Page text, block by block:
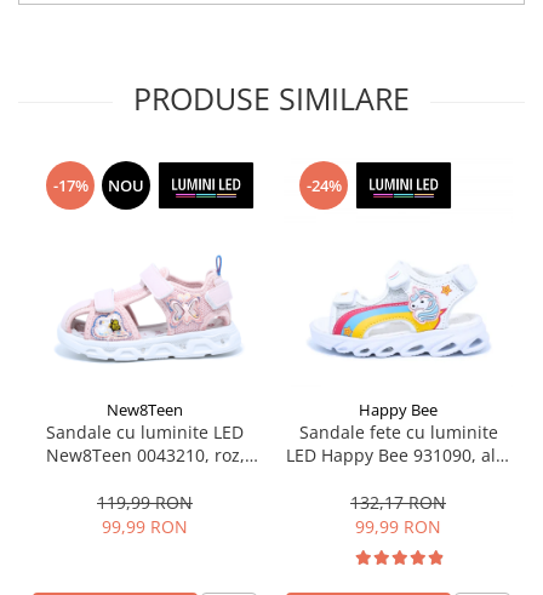
PRODUSE SIMILARE
-17% NOU
New8Teen
Sandale cu luminite LED
New8Teen 0043210, roz,
119,99 RON
99,99 RON
-24%
Happy Bee
Sandale fete cu luminite
LED Happy Bee 931090, alb,
132,17 RON
99,99 RON